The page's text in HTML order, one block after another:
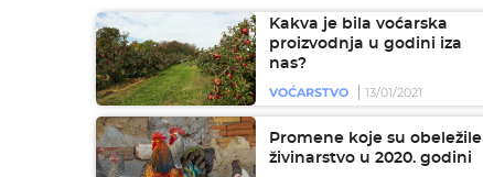
Kakva je bila voćarska
proizvodnja u godini iza
nas?
VOĆARSTVO
13/01/2021
Promene koje su obeležile
živinarstvo u 2020. godini